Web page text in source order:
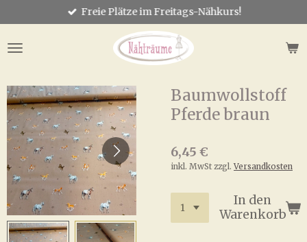
Hauptinhalt
springen
Freie Plätze im Freitags-Nähkurs!
Baumwollstoff
Pferde braun
6,45 €
inkl. MwSt zzgl.Versandkosten
In den
Warenkorb